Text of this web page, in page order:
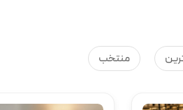
منتخب